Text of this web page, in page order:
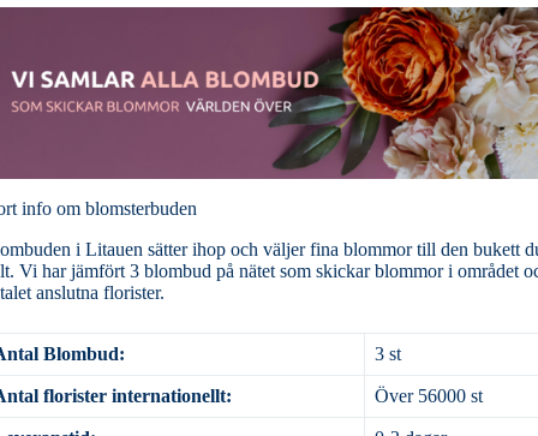
info om blomsterbuden
i Litauen sätter ihop och väljer fina blommor till den bukett
Vi har jämfört 3 blombud på nätet som skickar blommor i området
anslutna florister.
Blombud: 3 st
florister internationellt: Över 56000 st